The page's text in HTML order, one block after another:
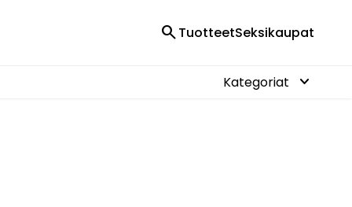
searchTuotteetSeksikaupat
Kategoriat keyboard_arrow_down